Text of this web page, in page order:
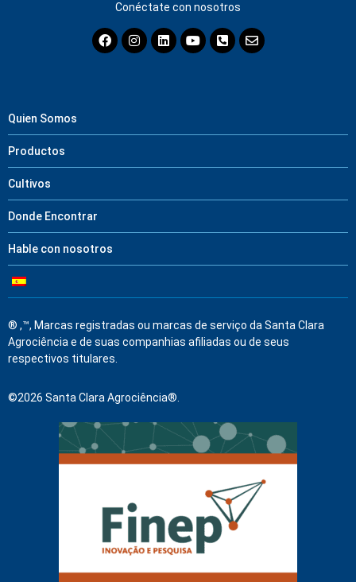
Conéctate con nosotros
Quien Somos
Productos
Cultivos
Donde Encontrar
Hable con nosotros
® ,™, Marcas registradas ou marcas de serviço da Santa Clara
Agrociência e de suas companhias afiliadas ou de seus
respectivos titulares.
©2026 Santa Clara Agrociência®.